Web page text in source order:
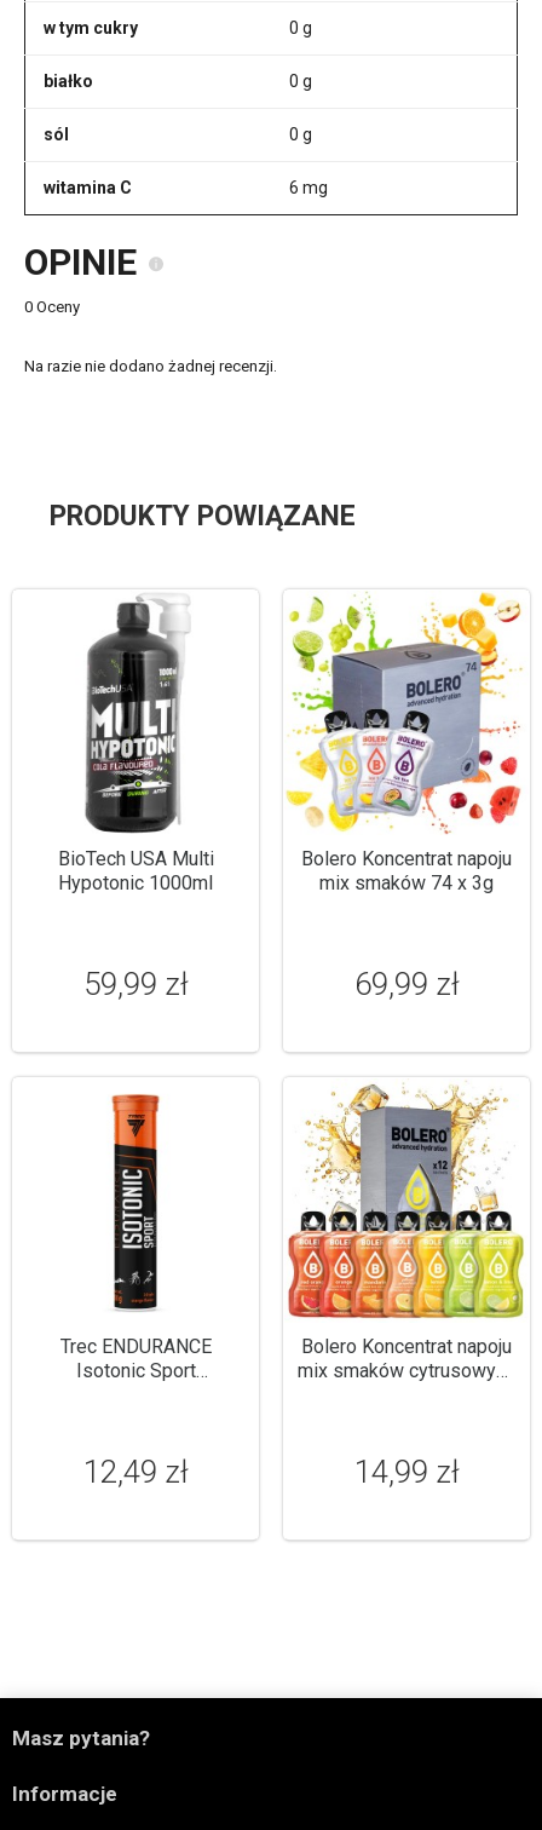
w tym cukry 0 g
białko 0 g
sól 0 g
witamina C 6 mg
OPINIE
0 Oceny
Na razie nie dodano żadnej recenzji.
PRODUKTY POWIĄZANE
BioTech USA Multi
Hypotonic 1000ml
59,99 zł
Bolero Koncentrat napoju
mix smaków 74 x 3g
69,99 zł
Trec ENDURANCE
Isotonic Sport
12,49 zł
Bolero Koncentrat napoju
mix smaków cytrusowych
14,99 zł
Masz pytania?
Informacje